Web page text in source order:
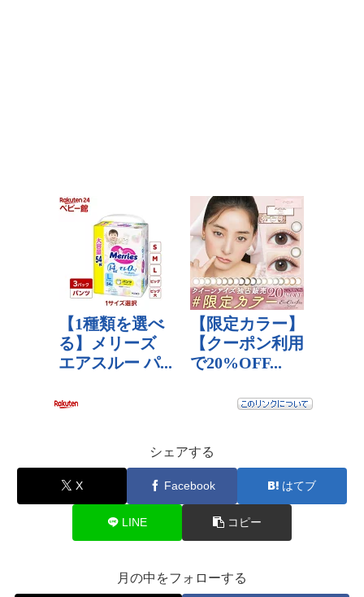
シェアする
X Facebook はてブ
LINE コピー
月の中をフォローする